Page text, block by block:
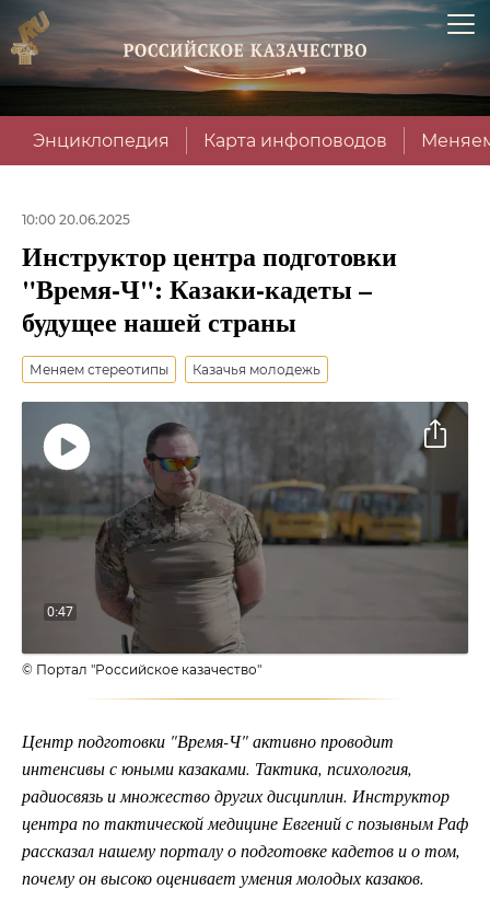
Энциклопедия Карта инфоповодов
10:00 20.06.2025
Инструктор центра подготовки
"Время-Ч": Казаки-кадеты –
будущее нашей страны
Меняем стереотипы Казачья молодежь
Воспроизвести
видео
0:47
© Портал "Российское казачество"
Центр подготовки "Время-Ч" активно проводит
интенсивы с юными казаками. Тактика, психология,
радиосвязь и множество других дисциплин. Инструктор
центра по тактической медицине Евгений с позывным Раф
рассказал нашему порталу о подготовке кадетов и о том,
почему он высоко оценивает умения молодых казаков.